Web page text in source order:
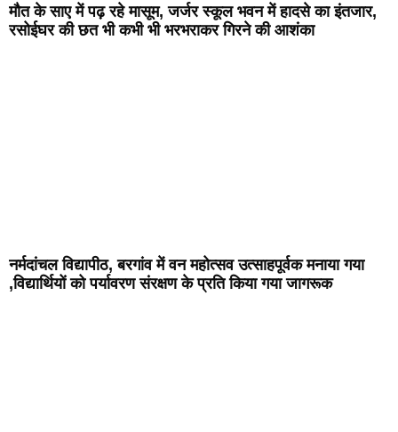
मौत के साए में पढ़ रहे मासूम, जर्जर स्कूल भवन में हादसे का इंतजार,
रसोईघर की छत भी कभी भी भरभराकर गिरने की आशंका
नर्मदांचल विद्यापीठ, बरगांव में वन महोत्सव उत्साहपूर्वक मनाया गया
,विद्यार्थियों को पर्यावरण संरक्षण के प्रति किया गया जागरूक